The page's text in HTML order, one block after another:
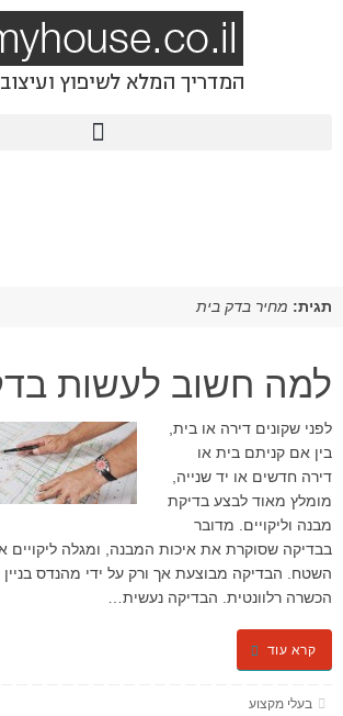
תגית: מחיר בדק בית
למה חשוב לעשות
לפני שקונים דירה או בית,
בין אם קניתם בית או
דירה חדשים או יד שנייה,
מומלץ מאוד לבצע בדיקת
מבנה וליקויים. מדובר
בבדיקה שסוקרת את איכות המבנה, ומגלה ליקויים
השטח. הבדיקה מבוצעת אך ורק על ידי מהנדס
הכשרה רלוונטית. הבדיקה נעשית…
קרא עוד
בעלי מקצוע